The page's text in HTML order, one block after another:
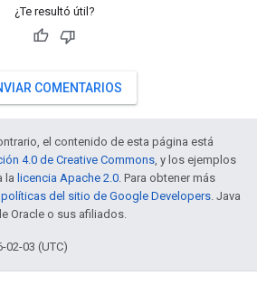
¿Te resultó útil?
COMENTARIOS
el contenido de esta página está
4.0 de Creative Commons, y los ejemplos
la licencia Apache 2.0. Para obtener más
políticas del sitio de Google Developers. Java
Oracle o sus afiliados.
02-03 (UTC)